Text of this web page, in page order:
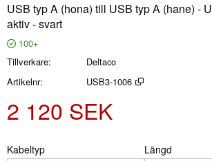
USB typ A (hona) till USB typ A (hane) -
aktiv - svart
100+
Tillverkare
Deltaco
Artikelnr
USB3-1006
2 120 SEK
Kabeltyp Längd